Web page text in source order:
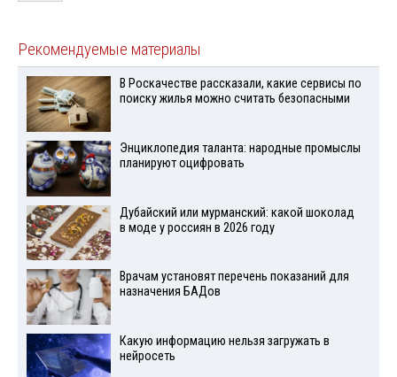
Рекомендуемые материалы
В Роскачестве рассказали, какие сервисы по
поиску жилья можно считать безопасными
Энциклопедия таланта: народные промыслы
планируют оцифровать
Дубайский или мурманский: какой шоколад
в моде у россиян в 2026 году
Врачам установят перечень показаний для
назначения БАДов
Какую информацию нельзя загружать в
нейросеть